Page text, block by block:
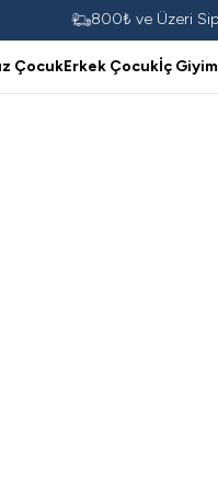
800₺ ve Üzeri
ÇocukErkek Çocukİç Giyim